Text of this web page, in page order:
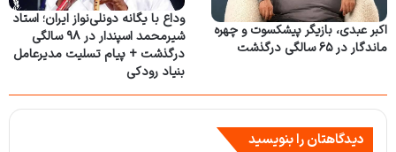
اکبر عبدی، بازیگر پیشکسوت و چهره
ماندگار در ۶۵ سالگی درگذشت
وداع با یگانه دونلی‌نواز ایران؛ استاد
شیرمحمد اسپندار در ۹۸ سالگی
درگذشت + پیام تسلیت مدیرعامل
بنیاد رودکی
دیدگاهتان را بنویسید